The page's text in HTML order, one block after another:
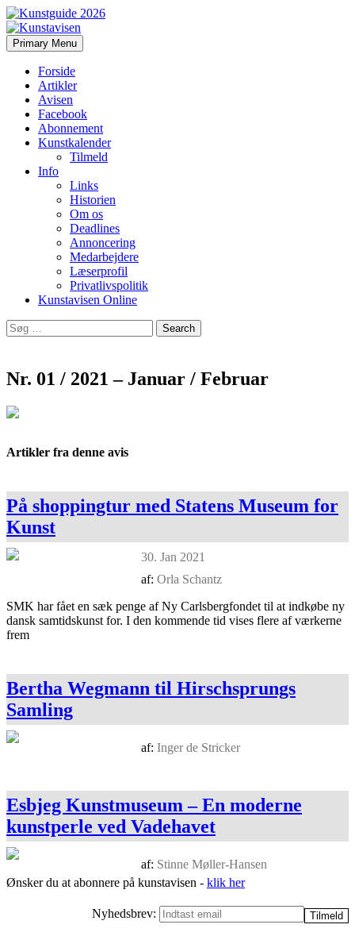
Kunstavisen
Search
Primary Menu Skip
to
Forside
Artikler
Avisen
Facebook
Abonnement
Kunstkalender
Tilmeld
Info
Links
Historien
Om os
Deadlines
Annoncering
Medarbejdere
Læserprofil
Privatlivspolitik
Kunstavisen Online
Search
for:
Nr. 01 / 2021 – Januar / Februar
Artikler fra denne avis
På shoppingtur med Statens Museum for
Kunst
30. Jan 2021
af: Orla Schantz
SMK har fået en sæk penge af Ny Carlsbergfondet til at indkøbe ny
dansk samtidskunst for. I den kommende tid vises flere af værkerne
frem
Bertha Wegmann til Hirschsprungs
Samling
af: Inger de Stricker
Esbjeg Kunstmuseum – En moderne
kunstperle ved Vadehavet
af: Stinne Møller-Hansen
Ønsker du at abonnere på kunstavisen - klik her
Nyhedsbrev: